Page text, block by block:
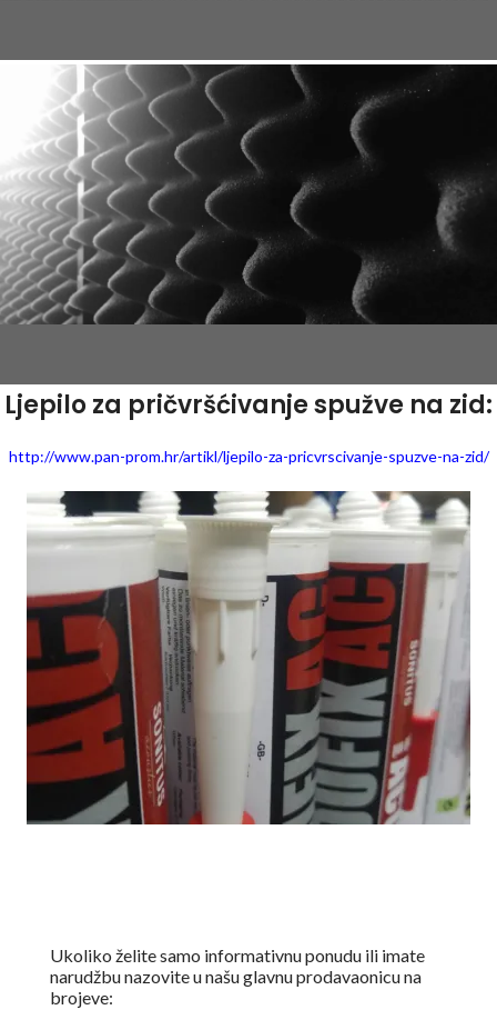
Ljepilo za pričvršćivanje spužve na zid:
http://www.pan-prom.hr/artikl/ljepilo-za-pricvrscivanje-spuzve-na-zid/
Ukoliko želite samo informativnu ponudu ili imate
narudžbu nazovite u našu glavnu prodavaonicu na
brojeve: